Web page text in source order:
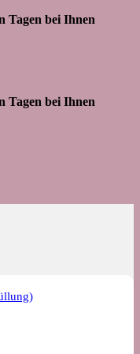
Tagen bei Ihnen
Tagen bei Ihnen